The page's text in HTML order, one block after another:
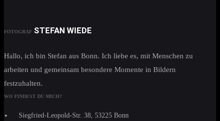
FOTOGRAF STEFAN WIEDE
Hallo, ich bin Stefan aus Bonn. Ich liebe es, mit Menschen zu
arbeiten und gemeinsam besondere Momente in Bildern
festzuhalten.
WO FINDEST DU MICH?
Siegfried-Leopold-Str. 38, 53225 Bonn